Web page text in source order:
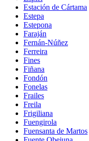
Estación de Cártama
Estepa
Estepona
Faraján
Fernán-Núñez
Ferreira
Fines
Fiñana
Fondón
Fonelas
Frailes
Freila
Frigiliana
Fuengirola
Fuensanta de Martos